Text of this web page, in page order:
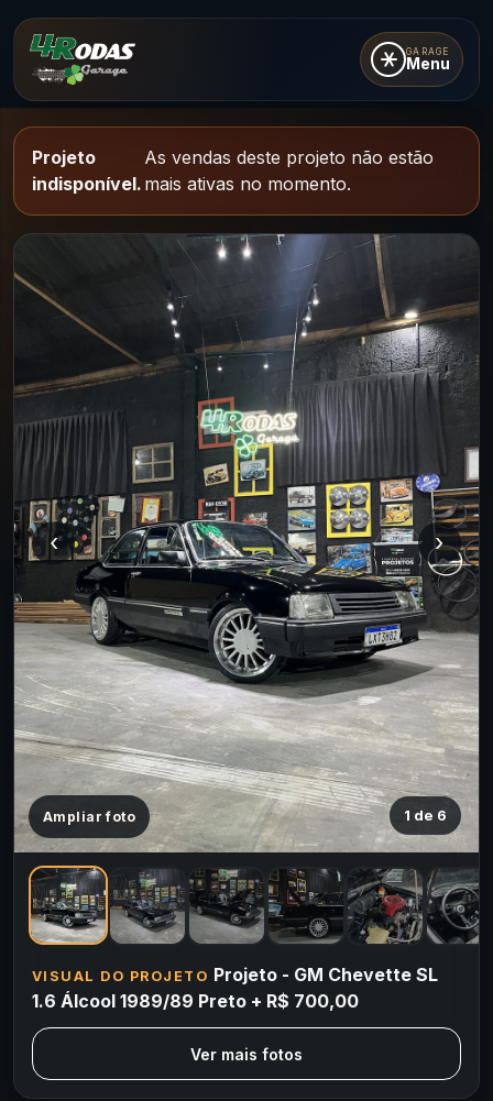
GARAGE
Menu
Projeto
indisponível.
As vendas deste projeto não estão
mais ativas no momento.
Ampliar foto
‹ ›
1 de 6
VISUAL DO PROJETO Projeto - GM Chevette SL
1.6 Álcool 1989/89 Preto + R$ 700,00
Ver mais fotos